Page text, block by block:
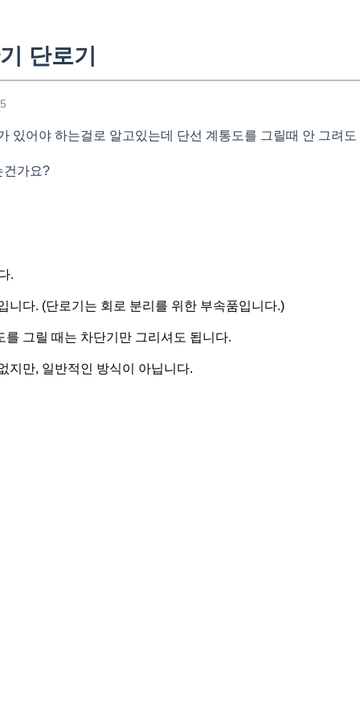
단로기
있어야 하는걸로 알고있는데 단선 계통도를 그릴때 안 그려
건가요?
.
니다. (단로기는 회로 분리를 위한 부속품입니다.)
를 그릴 때는 차단기만 그리셔도 됩니다.
지만, 일반적인 방식이 아닙니다.